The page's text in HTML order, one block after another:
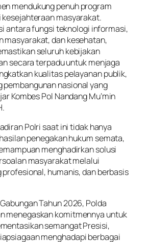
mendukung penuh program
masyarakat.
antara fungsi teknologi informasi,
masyarakat, dan kesehatan,
seluruh kebijakan
secara terpadu untuk menjaga
kualitas pelayanan publik,
pembangunan nasional yang
Kombes Pol Nandang Mu’min
Polri saat ini tidak hanya
penegakan hukum semata,
menghadirkan solusi
masyarakat melalui
profesional, humanis, dan berbasis
Tahun 2026, Polda
menegaskan komitmennya untuk
semangat Presisi,
menghadapi berbagai